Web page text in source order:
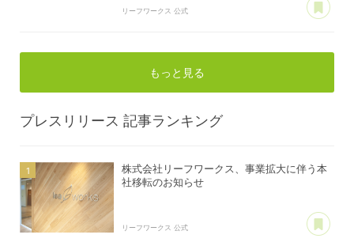
リーフワークス 公式
もっと見る
プレスリリース 記事ランキング
株式会社リーフワークス、事業拡大に伴う本
社移転のお知らせ
リーフワークス 公式